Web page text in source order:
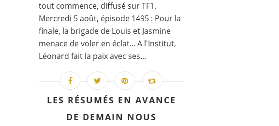
tout commence, diffusé sur TF1.
Mercredi 5 août, épisode 1495 : Pour la
finale, la brigade de Louis et Jasmine
menace de voler en éclat... A l'Institut,
Léonard fait la paix avec ses...
LES RÉSUMÉS EN AVANCE
DE DEMAIN NOUS